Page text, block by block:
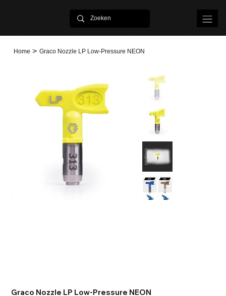
Home > Graco Nozzle LP Low-Pressure NEON
Graco Nozzle LP Low-Pressure NEON